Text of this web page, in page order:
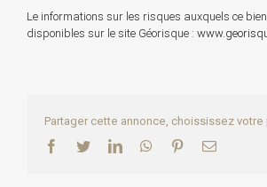
Le informations sur les risques auxquels ce
disponibles sur le site Géorisque :
Partager cette annonce, choississez
Facebook
TwitterLinkedInWhatsApp
PinterestEmail